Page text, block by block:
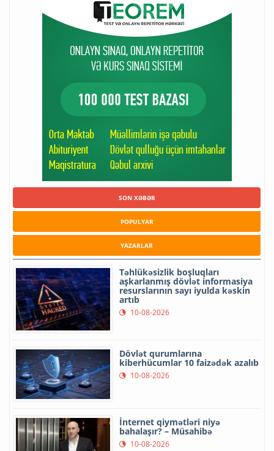
SON XƏBƏR
POPULYAR
YAZARLAR
Təhlükəsizlik boşluqları
aşkarlanmış dövlət informasiya
resurslarının sayı iyulda kəskin
artıb
10-08-2026
Dövlət qurumlarına
kiberhücumlar 10 faizədək azalıb
10-08-2026
İnternet qiymətləri niyə
bahalaşır? – Müsahibə
10-08-2026